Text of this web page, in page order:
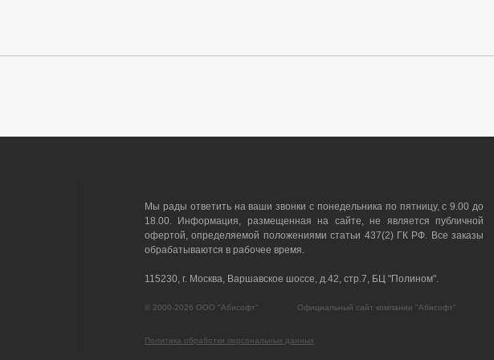
Мы рады ответить на ваши звонки с понедельника по пятницу, с 9.00 до
18.00. Информация, размещенная на сайте, не является публичной
офертой, определяемой положениями статьи 437(2) ГК РФ. Все заказы
обрабатываются в рабочее время.
115230, г. Москва, Варшавское шоссе, д.42, стр.7, БЦ "Полином".
© 2000-2026 ООО "Абисофт" Официальный сайт компании "Абисофт"
Политика обработки персональных данных